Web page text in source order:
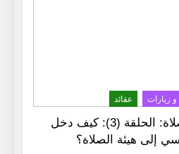
و زيارات عقائد
مناظرات هيئة الصلاة: الحلقة (3): كيف دخل
إلى هيئة الصلاة؟